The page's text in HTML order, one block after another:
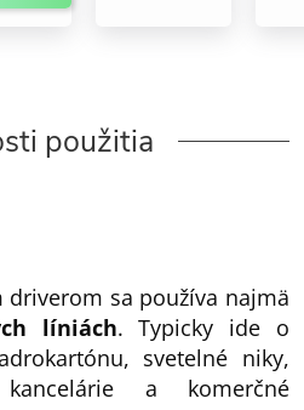
použitia
driverom sa používa najmä
líniách. Typicky ide o
svetelné niky,
a komerčné